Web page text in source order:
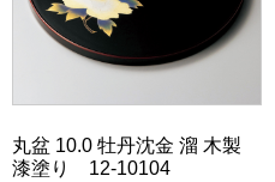
丸盆 10.0 牡丹沈金 溜 木製
漆塗り 12-10104